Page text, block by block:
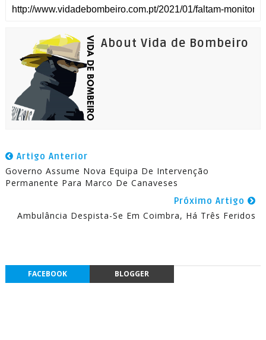
About Vida de Bombeiro
Artigo Anterior
Governo Assume Nova Equipa De Intervenção
Permanente Para Marco De Canaveses
Próximo Artigo
Ambulância Despista-Se Em Coimbra, Há Três Feridos
FACEBOOK BLOGGER